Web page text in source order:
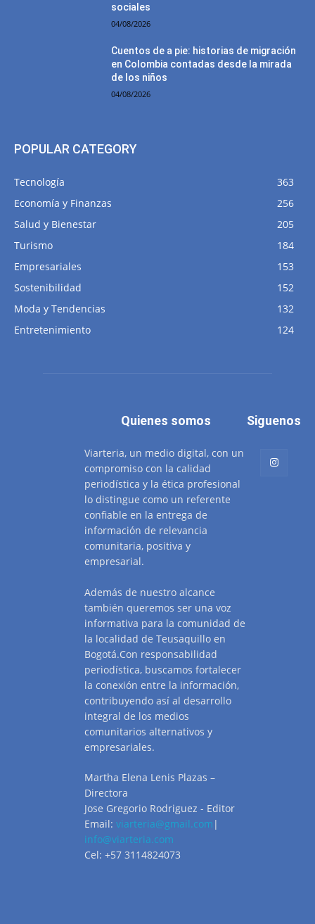
sociales
04/08/2026
Cuentos de a pie: historias de migración
en Colombia contadas desde la mirada
de los niños
04/08/2026
POPULAR CATEGORY
Tecnología
363
Economía y Finanzas
256
Salud y Bienestar
205
Turismo
184
Empresariales
153
Sostenibilidad
152
Moda y Tendencias
132
Entretenimiento
124
Quienes somos
Viarteria, un medio digital, con un
compromiso con la calidad
periodística y la ética profesional
lo distingue como un referente
confiable en la entrega de
información de relevancia
comunitaria, positiva y
empresarial.
Además de nuestro alcance
también queremos ser una voz
informativa para la comunidad de
la localidad de Teusaquillo en
Bogotá.Con responsabilidad
periodística, buscamos fortalecer
la conexión entre la información,
contribuyendo así al desarrollo
integral de los medios
comunitarios alternativos y
empresariales.
Martha Elena Lenis Plazas –
Directora
Jose Gregorio Rodriguez - Editor
Email: viarteria@gmail.com |
info@viarteria.com
Cel: +57 3114824073
Siguenos